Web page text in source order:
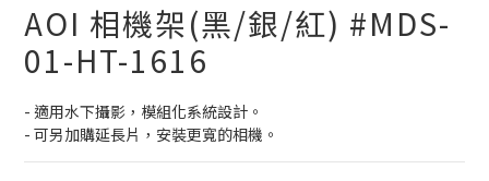
AOI 相機架(黑/銀/紅) #MDS-
01-HT-1616
- 適用水下攝影，模組化系統設計。
- 可另加購延長片，安裝更寬的相機。